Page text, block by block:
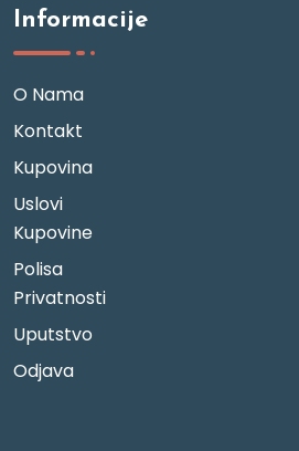
Informacije
O Nama
Kontakt
Kupovina
Uslovi
Kupovine
Polisa
Privatnosti
Uputstvo
Odjava